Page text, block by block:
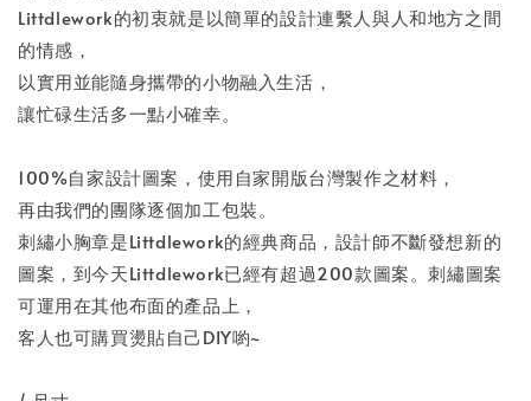
Littdlework的初衷就是以簡單的設計連繫人與人和地方之間
的情感，
以實用並能隨身攜帶的小物融入生活，
讓忙碌生活多一點小確幸。
100%自家設計圖案，使用自家開版台灣製作之材料，
再由我們的團隊逐個加工包裝。
刺繡小胸章是Littdlework的經典商品，設計師不斷發想新的
圖案，到今天Littdlework已經有超過200款圖案。刺繡圖案
可運用在其他布面的產品上，
客人也可購買燙貼自己DIY喲~